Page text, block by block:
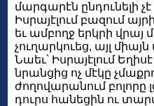
մարգարէն ընդունելի
Իսրայէլում բազում
եւ ամբողջ երկրի վրայ
չուղարկուեց, այլ
Նաեւ՝ Իսրայէլում
նրանցից ոչ մէկը
ժողովարանում բոլորը
դուրս հանեցին ու